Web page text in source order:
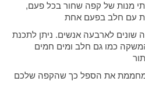
מנות של קפה שחור בכל פעם,
עם חלב בפעם אחת
שונים לארבעה אנשים. ניתן לתכנת
כמו גם חלב ומים חמים
המחממת את הספל כך שהקפה שלכם